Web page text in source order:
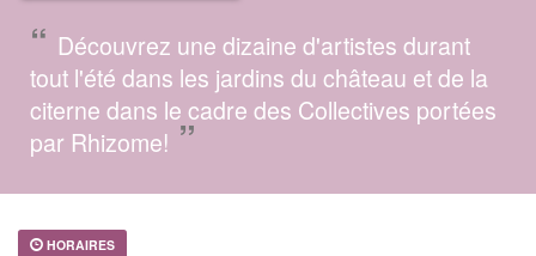
“ Découvrez une dizaine d'artistes durant
tout l'été dans les jardins du château et de la
citerne dans le cadre des Collectives portées
par Rhizome! ”
HORAIRES